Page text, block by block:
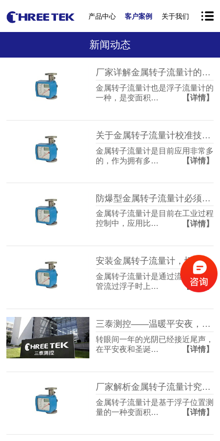
产品中心 客户案例 关于我们
新闻动态
厂家详解金属转子流量计的组成和功能配置！
金属转子流量计也是浮子流量计的
一种，是变面积…
【详情】
关于金属转子流量计校准技巧大解析!
金属转子流量计是目前应用非常多
的，作为拥有多…
【详情】
防爆型金属转子流量计必须通过国家级安全检验！
金属转子流量计是目前在工业过程
控制中，应用比…
【详情】
安装金属转子流量计，切记这几点不可忽略！
金属转子流量计是通过流体进入锥
管流过浮子时上…
【详情】
三泰测控——温暖平安夜，爱在圣诞节！
转眼间一年的光阴已经接近尾声，
在平安夜和圣诞…
【详情】
厂家解析金属转子流量计究竟有哪些种类？
金属转子流量计是基于浮子位置测
量的一种变面积…
【详情】